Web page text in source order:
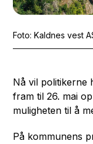
Kaldnes vest
Nå vil politikerne
fram til 26. mai
muligheten til å
På kommunens